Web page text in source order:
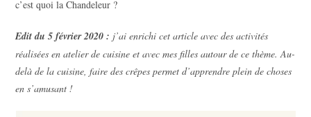
c’est quoi la Chandeleur ?
Edit du 5 février 2020 :j’ai enrichi cet article avec des activités
réalisées en atelier de cuisine et avec mes filles autour de ce thème. Au-
delà de la cuisine, faire des crêpes permet d’apprendre plein de choses
en s’amusant !